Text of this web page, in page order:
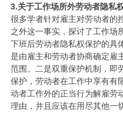
3.关于工作场所外劳动者隐私
很多学者针对雇主对劳动者的
之外这一事实，探讨了工作场
下班后劳动者隐私权保护的具
是由雇主和劳动者协商确定雇
范围。二是双重保护机制，即
保护，劳动者在工作中享有有
动者工作外的正当行为解雇劳
理由，并且应该在用尽其他一